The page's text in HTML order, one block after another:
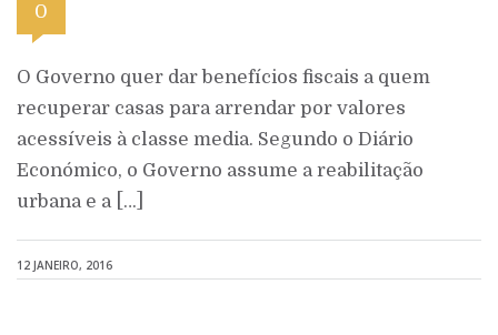
0
O Governo quer dar benefícios fiscais a quem
recuperar casas para arrendar por valores
acessíveis à classe media. Segundo o Diário
Económico, o Governo assume a reabilitação
urbana e a […]
12 JANEIRO, 2016